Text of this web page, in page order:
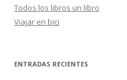
Todos los libros un libro
Viajar en bici
ENTRADAS RECIENTES